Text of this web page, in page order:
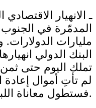
ـ الانهيار الاقتصادي
المدمّرة في الجنوب
مليارات الدولارات.
تملك اليوم حتى ثمن
لم تأتِ أموال إعادة
فستطول معاناة اللبنانيين.